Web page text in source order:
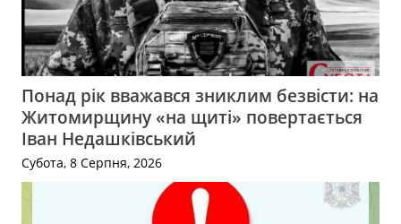
Понад рік вважався зниклим безвісти: на
Житомирщину «на щиті» повертається
Іван Недашківський
Субота, 8 Серпня, 2026